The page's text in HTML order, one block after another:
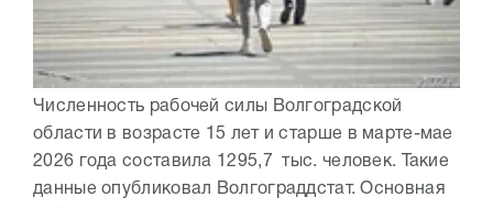
Численность рабочей силы Волгоградской
области в возрасте 15 лет и старше в марте-мае
2026 года составила 1295,7 тыс. человек. Такие
данные опубликовал Волгограддстат. Основная